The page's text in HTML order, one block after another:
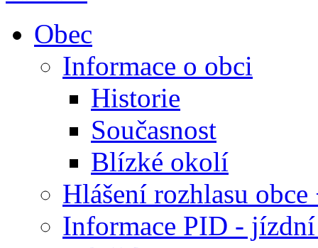
Obec
Informace o obci
Historie
Současnost
Blízké okolí
Hlášení rozhlasu
Informace PID -